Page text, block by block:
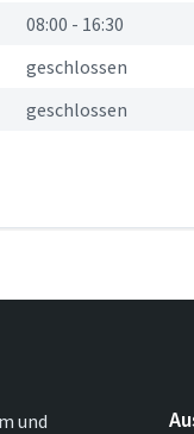
08:00 - 16:30
geschlossen
geschlossen
und